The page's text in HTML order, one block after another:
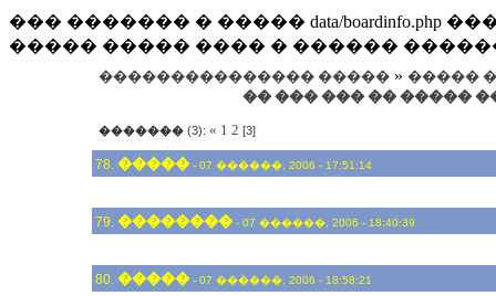
��� ������� � ����� data/
����� ����� ���� � ������
��������������� �����» �����
�� ��� ��� �� �����
�������(3): « 1 2 [3]
78. �����- 07 ������, 2006 - 17:51:14
79. ��������- 07 ������, 2006 - 18:40:39
80. �����- 07 ������, 2006 - 18:58:21